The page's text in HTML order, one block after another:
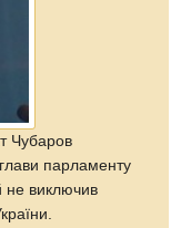
Чубаров
парламенту
не виключив